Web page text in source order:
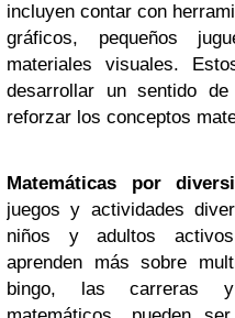
incluyen contar con
gráficos, pequeños
materiales visuales.
desarrollar un sentido
reforzar los conceptos
Matemáticas por
juegos y actividades
niños y adultos
aprenden más sobre
bingo, las carreras